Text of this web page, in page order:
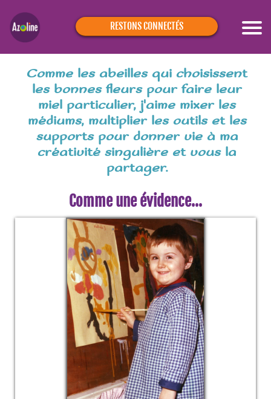
RESTONS CONNECTÉS
Comme les abeilles qui choisissent
les bonnes fleurs pour faire leur
miel particulier, j'aime mixer les
médiums, multiplier les outils et les
supports pour donner vie à ma
créativité singulière et vous la
partager.
Comme une évidence…